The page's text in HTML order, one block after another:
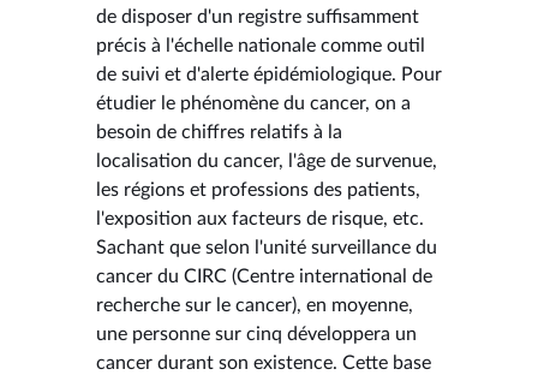
de disposer d'un registre suffisamment
précis à l'échelle nationale comme outil
de suivi et d'alerte épidémiologique. Pour
étudier le phénomène du cancer, on a
besoin de chiffres relatifs à la
localisation du cancer, l'âge de survenue,
les régions et professions des patients,
l'exposition aux facteurs de risque, etc.
Sachant que selon l'unité surveillance du
cancer du CIRC (Centre international de
recherche sur le cancer), en moyenne,
une personne sur cinq développera un
cancer durant son existence. Cette base